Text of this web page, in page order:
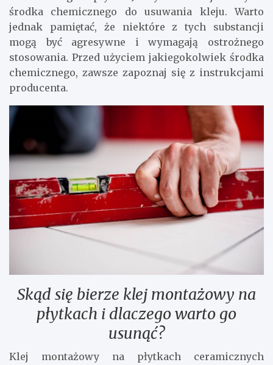
środka chemicznego do usuwania kleju. Warto
jednak pamiętać, że niektóre z tych substancji
mogą być agresywne i wymagają ostrożnego
stosowania. Przed użyciem jakiegokolwiek środka
chemicznego, zawsze zapoznaj się z instrukcjami
producenta.
Skąd się bierze klej montażowy na
płytkach i dlaczego warto go
usunąć?
Klej montażowy na płytkach ceramicznych